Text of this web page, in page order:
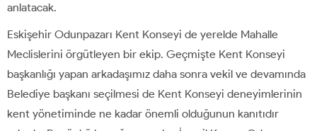
anlatacak.
Eskişehir Odunpazarı Kent Konseyi de yerelde Mahalle
Meclislerini örgütleyen bir ekip. Geçmişte Kent Konseyi
başkanlığı yapan arkadaşımız daha sonra vekil ve devamında
Belediye başkanı seçilmesi de Kent Konseyi deneyimlerinin
kent yönetiminde ne kadar önemli olduğunun kanıtıdır